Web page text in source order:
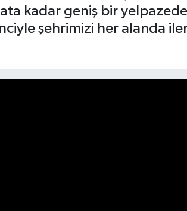
kadar geniş bir
şehrimizi her alanda ileri